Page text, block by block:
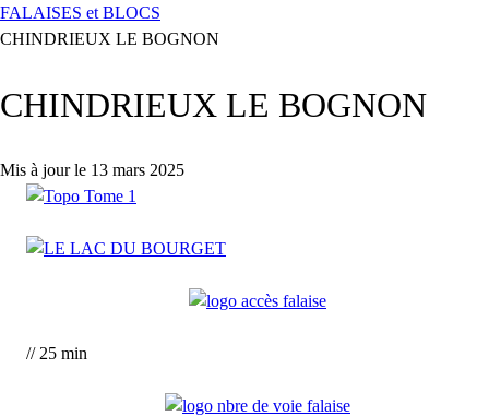
FALAISES et BLOCS
CHINDRIEUX LE BOGNON
CHINDRIEUX LE BOGNON
Mis à jour le 13 mars 2025
// 25 min